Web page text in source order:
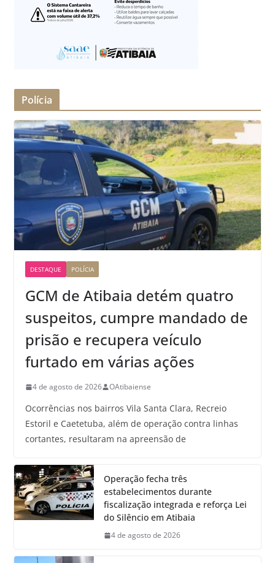
Polícia
DESTAQUE POLÍCIA
GCM de Atibaia detém quatro
suspeitos, cumpre mandado de
prisão e recupera veículo
furtado em várias ações
4 de agosto de 2026 OAtibaiense
Ocorrências nos bairros Vila Santa Clara, Recreio
Estoril e Caetetuba, além de operação contra linhas
cortantes, resultaram na apreensão de
Operação fecha três
estabelecimentos durante
fiscalização integrada e reforça Lei
do Silêncio em Atibaia
4 de agosto de 2026